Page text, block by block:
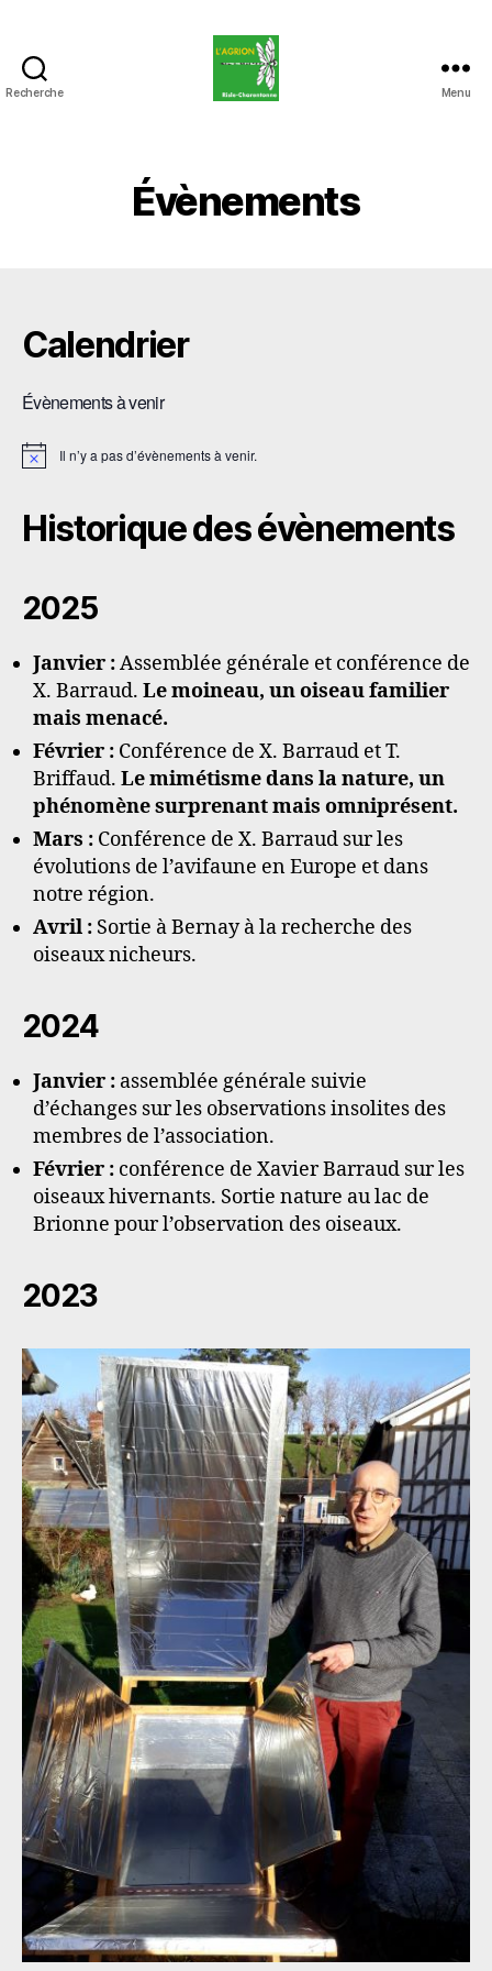
Recherche Menu
Évènements
Calendrier
Évènements à venir
N
Il n’y a pas d’évènements à venir.
Historique des évènements
2025
Janvier :Assemblée générale et conférence de
X. Barraud. Le moineau, un oiseau familier
mais menacé.
Février : Conférence de X. Barraud et T.
Briffaud. Le mimétisme dans la nature, un
phénomène surprenant mais omniprésent.
Mars : Conférence de X. Barraud sur les
évolutions de l’avifaune en Europe et dans
notre région.
Avril : Sortie à Bernay à la recherche des
oiseaux nicheurs.
2024
Janvier : assemblée générale suivie
d’échanges sur les observations insolites des
membres de l’association.
Février : conférence de Xavier Barraud sur les
oiseaux hivernants. Sortie nature au lac de
Brionne pour l’observation des oiseaux.
2023